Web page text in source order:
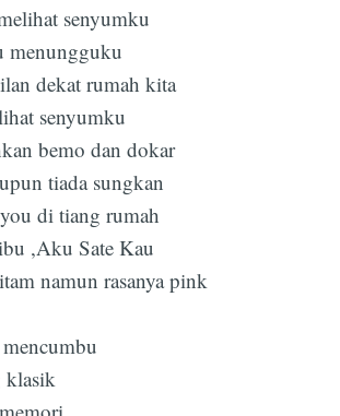
senyumku
menungguku
dekat rumah kita
senyumku
bemo dan dokar
tiada sungkan
di tiang rumah
,Aku Sate Kau
namun rasanya pink
klasik